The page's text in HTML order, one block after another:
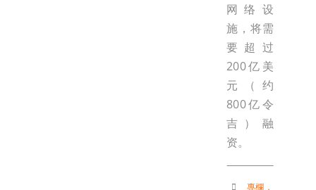
网络设
施，将需
要超过
200亿美
元（约
800亿令
吉）融
资。
專欄 ，